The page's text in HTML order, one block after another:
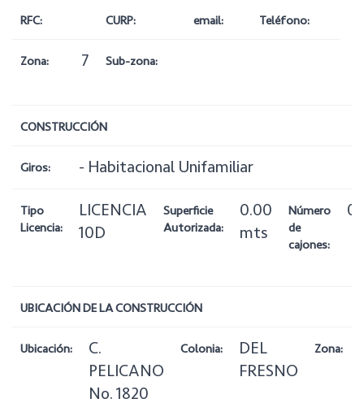
RFC: CURP: email: Teléfono:
Zona: 7 Sub-zona:
CONSTRUCCIÓN
Giros: - Habitacional Unifamiliar
Tipo
Licencia:
LICENCIA
10D
Superficie
Autorizada:
0.00
mts
Número
de
cajones:
0
UBICACIÓN DE LA CONSTRUCCIÓN
Ubicación:
C.
PELICANO
No. 1820
Colonia:
DEL
FRESNO
Zona: